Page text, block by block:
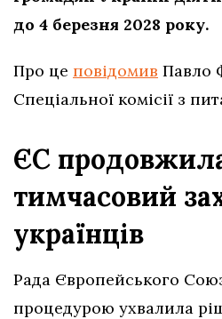
до 4 березня 2028 року.
Про це повідомив Павло
Спеціальної комісії з
ЄС
тимчасовий
українців
Рада Європейського
процедурою ухвалила